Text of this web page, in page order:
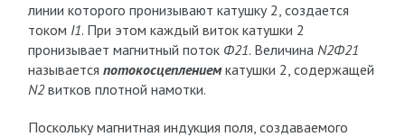
линии которого пронизывают катушку 2, создается
током I1. При этом каж­дый виток катушки 2
пронизывает магнитный поток Ф21. Величина N2Ф21
называется потокосцеплениемкатушки 2, содержащей
N2витков плотной намотки.
Поскольку магнитная индукция поля, создаваемого